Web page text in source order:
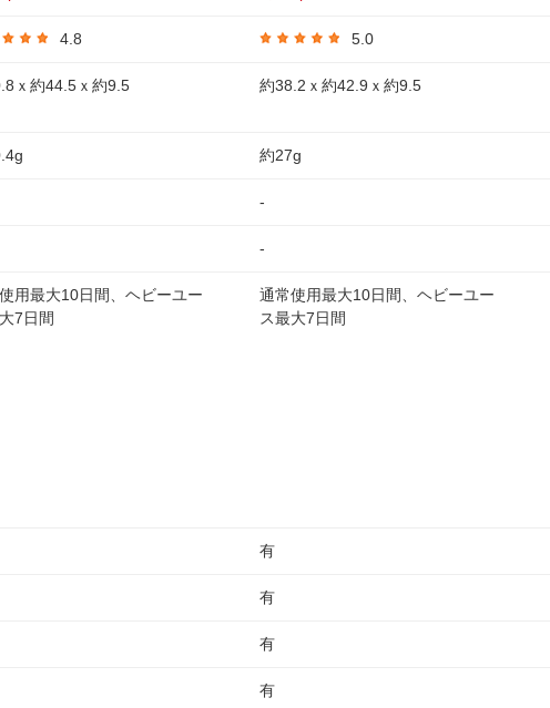
4.8
ｘ約44.5ｘ約9.5
用最大10日間、ヘビーユー
7日間
5.0
約38.2ｘ約42.9ｘ約9.5
約27g
-
-
通常使用最大10日間、ヘビーユー
ス最大7日間
有
有
有
有